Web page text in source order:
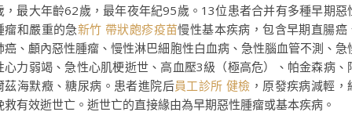
，最大年齡62歲，最年夜年紀95歲。13位患者合并有多種早期惡
瘤和嚴重的急新竹 帶狀皰疹疫苗慢性基本疾病，包含早期直腸癌
癌、顱內惡性腫瘤、慢性淋巴細胞性白血病、急性腦血管不測、急
心力弱竭、急性心肌梗逝世、高血壓3級（極高危）、帕金森病、
茲海默癥、糖尿病。患者進院后員工診所 健檢 ，原發疾病減輕，
救有效逝世亡。逝世亡的直接緣由為早期惡性腫瘤或基本疾病。